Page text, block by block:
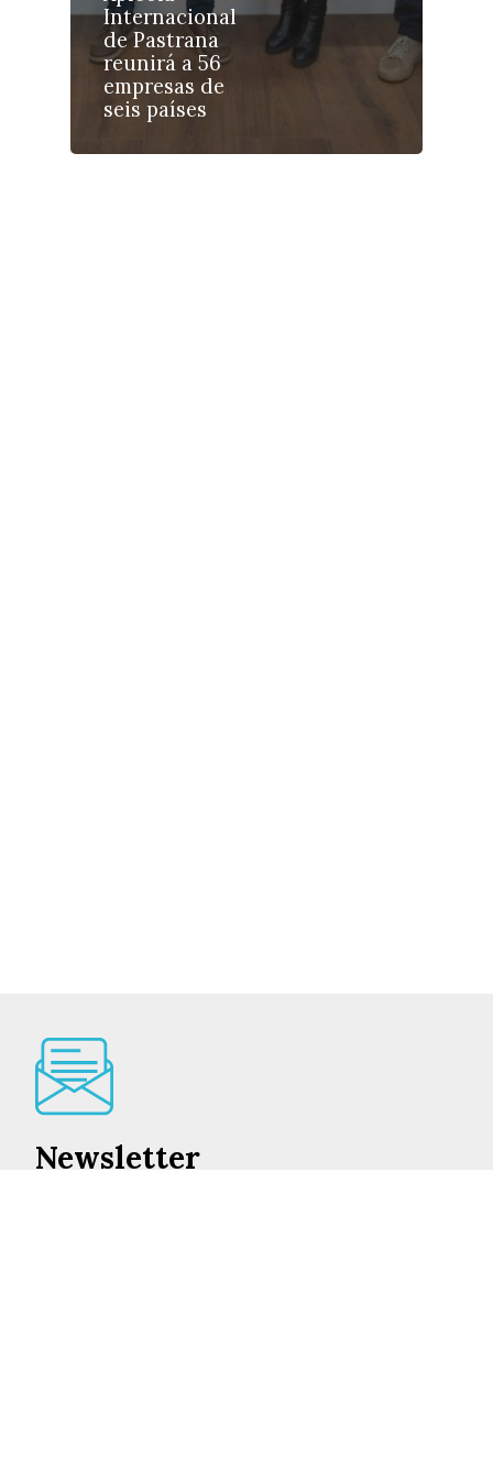
Internacional
de Pastrana
reunirá a 56
empresas de
seis países
Newsletter
Galerías